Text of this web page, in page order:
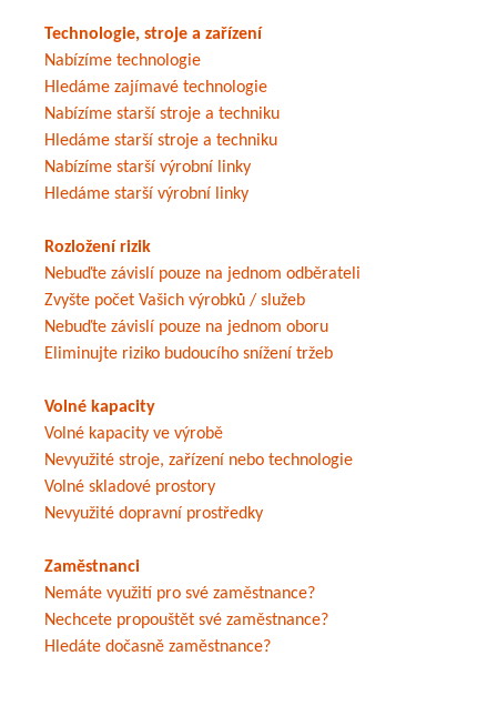
Technologie, stroje a zařízení
Nabízíme technologie
Hledáme zajímavé technologie
Nabízíme starší stroje a techniku
Hledáme starší stroje a techniku
Nabízíme starší výrobní linky
Hledáme starší výrobní linky
Rozložení rizik
Nebuďte závislí pouze na jednom odběrateli
Zvyšte počet Vašich výrobků / služeb
Nebuďte závislí pouze na jednom oboru
Eliminujte riziko budoucího snížení tržeb
Volné kapacity
Volné kapacity ve výrobě
Nevyužité stroje, zařízení nebo technologie
Volné skladové prostory
Nevyužité dopravní prostředky
Zaměstnanci
Nemáte využití pro své zaměstnance?
Nechcete propouštět své zaměstnance?
Hledáte dočasně zaměstnance?